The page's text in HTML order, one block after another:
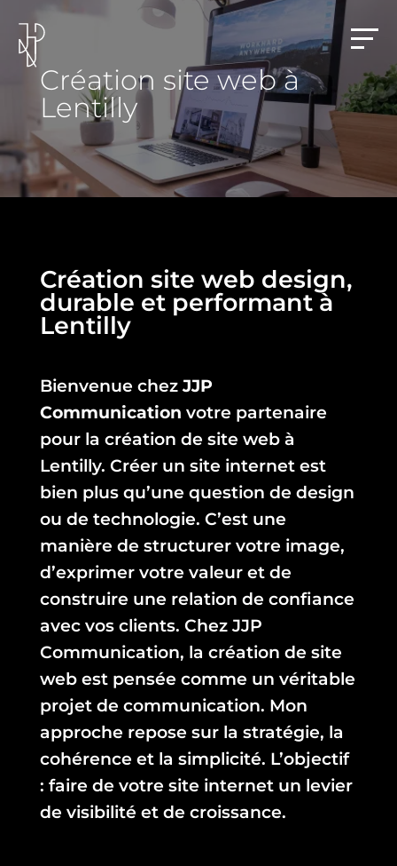
Création site web à
Lentilly
Création site web design,
durable et performant à
Lentilly
Bienvenue chezJJP
Communication votre partenaire
pour la création de site web à
Lentilly. Créer un site internet est
bien plus qu’une question de design
ou de technologie. C’est une
manière de structurer votre image,
d’exprimer votre valeur et de
construire une relation de confiance
avec vos clients. Chez JJP
Communication, la création de site
web est pensée comme un véritable
projet de communication. Mon
approche repose sur la stratégie, la
cohérence et la simplicité. L’objectif
: faire de votre site internet un levier
de visibilité et de croissance.